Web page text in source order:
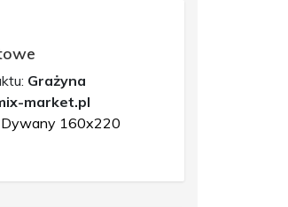
Grażyna
market.pl
Dywany 160x220